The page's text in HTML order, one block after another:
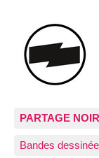
PARTAGE NOIR
Bandes